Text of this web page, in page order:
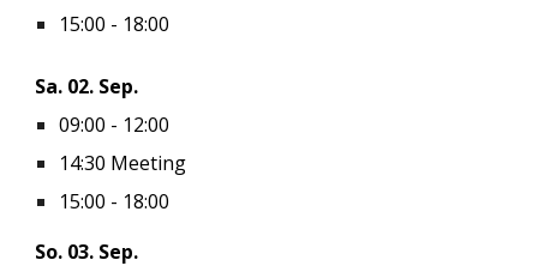
15:00 - 18:00
Sa. 02. Sep.
09:00 - 12:00
14:30 Meeting
15:00 - 18:00
So. 03. Sep.